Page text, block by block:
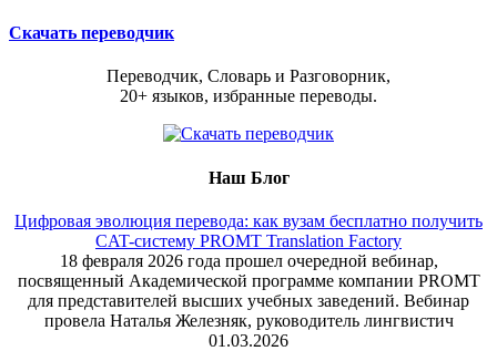
Скачать переводчик
Переводчик, Словарь и Разговорник,
20+ языков, избранные переводы.
Наш Блог
Цифровая эволюция перевода: как вузам бесплатно получить
CAT-систему PROMT Translation Factory
18 февраля 2026 года прошел очередной вебинар,
посвященный Академической программе компании PROMT
для представителей высших учебных заведений. Вебинар
провела Наталья Железняк, руководитель лингвистич
01.03.2026